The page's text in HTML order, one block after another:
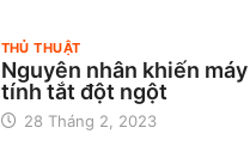
THỦ THUẬT
Nguyên nhân khiến máy
tính tắt đột ngột
28 Tháng 2, 2023